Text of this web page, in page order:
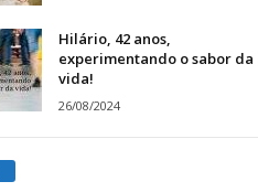
Hilário, 42 anos,
experimentando o sabor da
vida!
26/08/2024